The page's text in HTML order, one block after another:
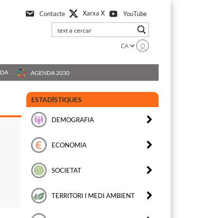
Contacte Xarxa X YouTube
AGENDA 2030
ESTADÍSTIQUES
DEMOGRAFIA
ECONOMIA
SOCIETAT
TERRITORI I MEDI AMBIENT